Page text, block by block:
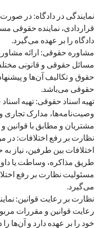
نمایندگی در دادگاه: در
قراردادی، نماینده حقوقی
دادگاه را بر عهده می‌گیرد.
مشاوره حقوقی: ارائه
مسائل حقوقی و قانونی
حقوق و تکالیف آن‌ها و
حقوقی می‌باشد.
تهیه اسناد حقوقی: تهیه
وصیت‌نامه‌ها، مدارک تجاری و
مشتریان و مطابق با قوانین
نظارت بر رفع اختلافات: در
اختلافات بین طرفین، نیاز
طریق مذاکره، وساطت یا
مسئولیت نظارت بر رفع
می‌گیرد.
نظارت بر رعایت قوانین:
رعایت قوانین و مقررات
خود را بر عهده دارد و آن‌ها